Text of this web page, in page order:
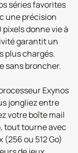
séries favorites
une précision
donne vie à
garantit un
plus chargés.
sans broncher.
Exynos
jongliez entre
votre boîte mail
tout tourne avec
ou 512 Go)